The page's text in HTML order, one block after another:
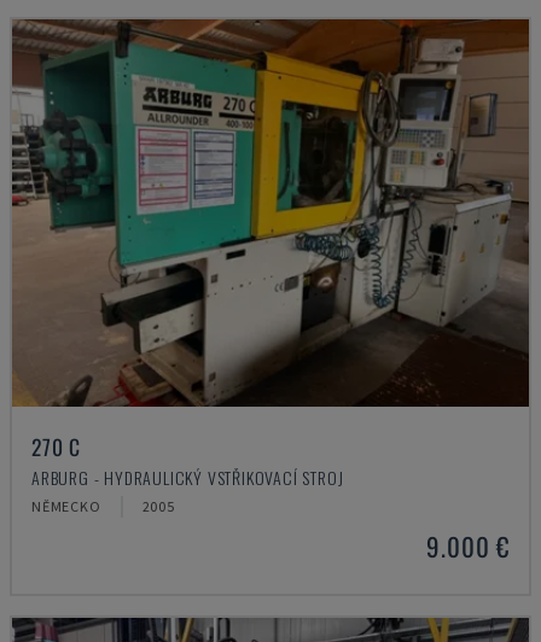
270 C
ARBURG - HYDRAULICKÝ VSTŘIKOVACÍ STROJ
NĚMECKO 2005
9.000 €